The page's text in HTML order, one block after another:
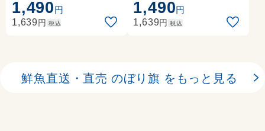
1,490円
1,639円 税込
1,490円
1,639円 税込
鮮魚直送・直売 のぼり旗 をもっと見る